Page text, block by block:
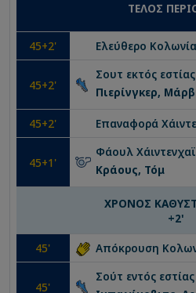
ΤΕΛΟΣ
45+2' Ελεύθερο Κολωνία
45+2'
Σουτ εκτός εστίας
Πιερίνγκερ,
45+2' Επαναφορά
45+1'
Φάουλ
Κράους, Τόμ
ΧΡΟΝΟΣ
+2'
45' Απόκρουση
45'
Σούτ εντός εστίας